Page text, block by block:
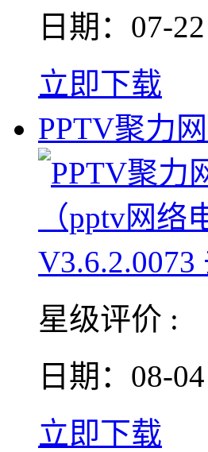
日期：07-22
立即下载
PPTV聚力
星级评价 :
日期：08-04
立即下载